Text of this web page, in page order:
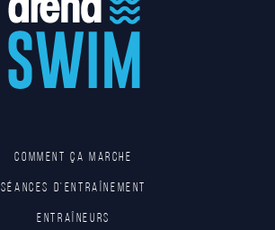
Comment ça marche
Séances d'entraînement
Entraîneurs